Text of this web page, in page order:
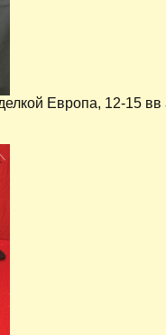
Европа, 12-15 вв